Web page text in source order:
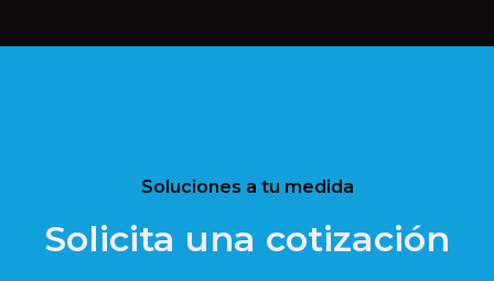
Soluciones a tu medida
Solicita una cotización